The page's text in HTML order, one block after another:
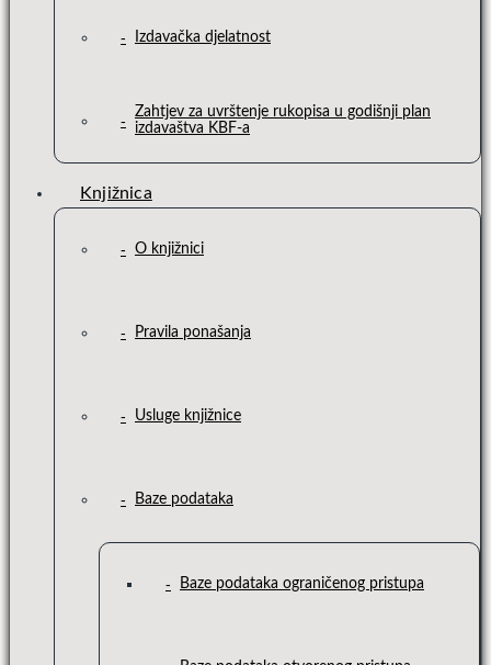
Izdavačka djelatnost
Zahtjev za uvrštenje rukopisa u godišnji plan
izdavaštva KBF-a
Knjižnica
O knjižnici
Pravila ponašanja
Usluge knjižnice
Baze podataka
Baze podataka ograničenog pristupa